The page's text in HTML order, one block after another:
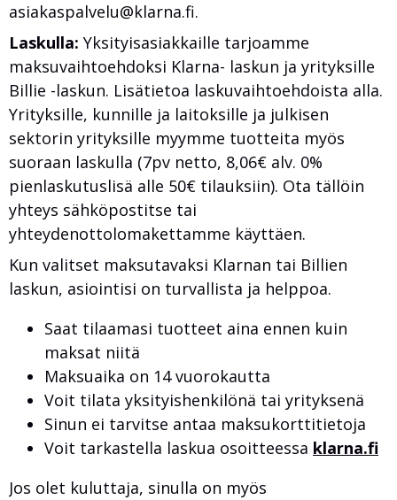
asiakaspalvelu@klarna.fi.
Laskulla: Yksityisasiakkaille tarjoamme
maksuvaihtoehdoksi Klarna- laskun ja yrityksille
Billie -laskun. Lisätietoa laskuvaihtoehdoista alla.
Yrityksille, kunnille ja laitoksille ja julkisen
sektorin yrityksille myymme tuotteita myös
suoraan laskulla (7pv netto, 8,06€ alv. 0%
pienlaskutuslisä alle 50€ tilauksiin). Ota tällöin
yhteys sähköpostitse tai
yhteydenottolomakettamme käyttäen.
Kun valitset maksutavaksi Klarnan tai Billien
laskun, asiointisi on turvallista ja helppoa.
Saat tilaamasi tuotteet aina ennen kuin
maksat niitä
Maksuaika on 14 vuorokautta
Voit tilata yksityishenkilönä tai yrityksenä
Sinun ei tarvitse antaa maksukorttitietoja
Voit tarkastella laskua osoitteessa klarna.fi
Jos olet kuluttaja, sinulla on myös